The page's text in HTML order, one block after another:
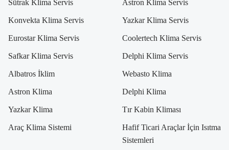
Sütrak Klima Servis Astron Klima Servis
Konvekta Klima Servis Yazkar Klima Servis
Eurostar Klima Servis Coolertech Klima Servis
Safkar Klima Servis Delphi Klima Servis
Albatros İklim Webasto Klima
Astron Klima Delphi Klima
Yazkar Klima Tır Kabin Kliması
Araç Klima Sistemi
Hafif Ticari Araçlar İçin Isıtma
Sistemleri